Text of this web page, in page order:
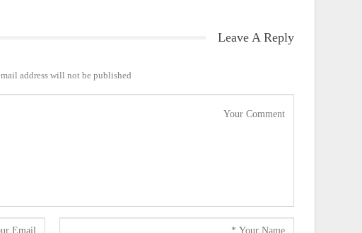
Leave A Reply
address will not be published.